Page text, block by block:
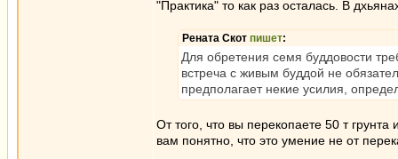
"Практика" то как раз осталась. В
Рената Скот пишет:
Для обретения семя буддовости
встреча с живым буддой не
предполагает некие усилия,
От того, что вы перекопаете 50 т
вам понятно, что это умение не от